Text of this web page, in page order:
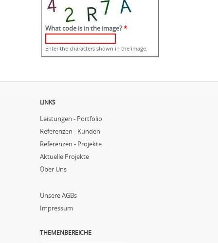
What code is in the image?*
Enter the characters shown in the image.
LINKS
Leistungen - Portfolio
Referenzen - Kunden
Referenzen - Projekte
Aktuelle Projekte
Über Uns
Unsere AGBs
Impressum
THEMENBEREICHE